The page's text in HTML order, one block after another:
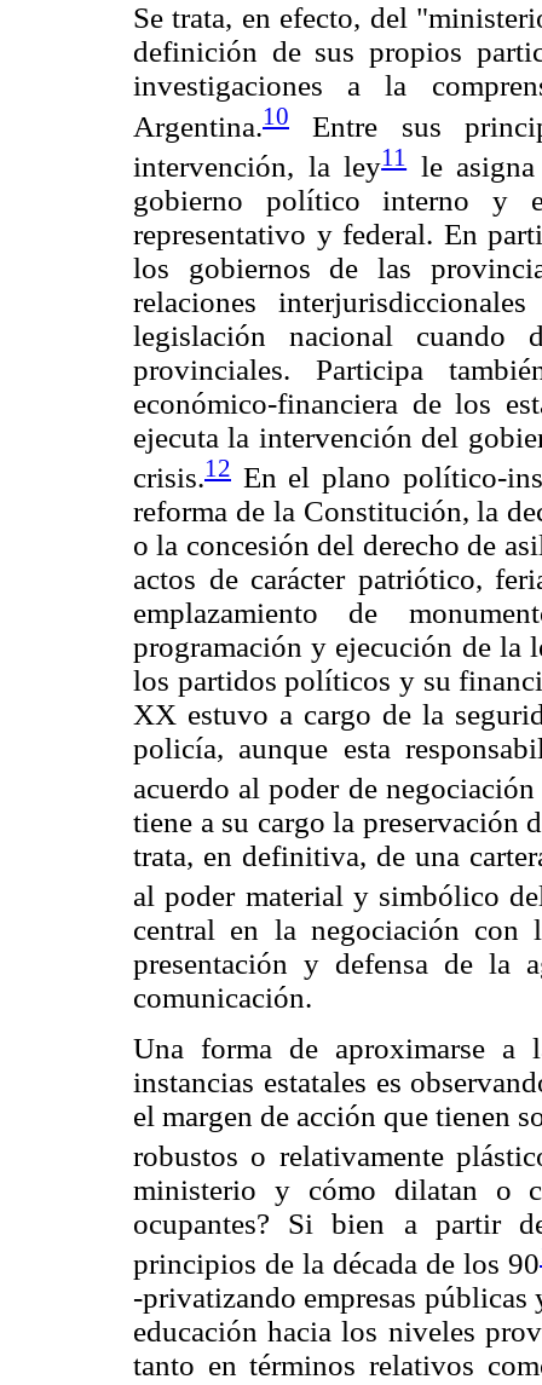
Se trata, en efecto, del
definición de sus propios
investigaciones a la
Argentina.10
Entre sus
intervención, la ley11le asigna
gobierno político interno y
representativo y federal. En
los gobiernos de las
relaciones
legislación nacional cuando
provinciales. Participa
económico-financiera de los
ejecuta la intervención del
crisis.12 En el plano político-
reforma de la Constitución, la
o la concesión del derecho de
actos de carácter patriótico,
emplazamiento de
programación y ejecución de la
los partidos políticos y su
XX estuvo a cargo de la
policía, aunque esta
acuerdo al poder de
tiene a su cargo la preservación
trata, en definitiva, de una
al poder material y simbólico
central en la negociación
presentación y defensa de la
comunicación.
Una forma de aproximarse a
instancias estatales es
el margen de acción que tienen
robustos o relativamente
ministerio y cómo dilatan o
ocupantes? Si bien a partir
principios de la década de los 90
-privatizando empresas públicas
educación hacia los niveles
tanto en términos relativos